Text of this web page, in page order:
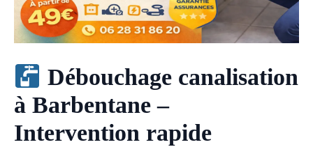
Débouchage canalisation
à Barbentane –
Intervention rapide